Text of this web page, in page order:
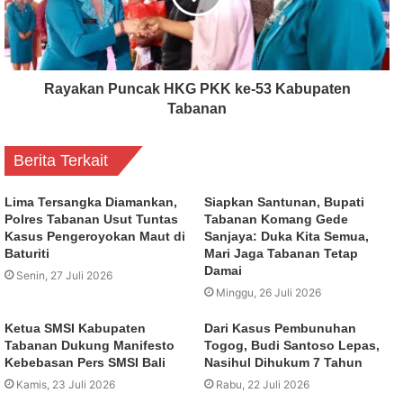
Rayakan Puncak HKG PKK ke-53 Kabupaten
Tabanan
Berita Terkait
Lima Tersangka Diamankan,
Polres Tabanan Usut Tuntas
Kasus Pengeroyokan Maut di
Baturiti
Senin, 27 Juli 2026
Siapkan Santunan, Bupati
Tabanan Komang Gede
Sanjaya: Duka Kita Semua,
Mari Jaga Tabanan Tetap
Damai
Minggu, 26 Juli 2026
Ketua SMSI Kabupaten
Tabanan Dukung Manifesto
Kebebasan Pers SMSI Bali
Kamis, 23 Juli 2026
Dari Kasus Pembunuhan
Togog, Budi Santoso Lepas,
Nasihul Dihukum 7 Tahun
Rabu, 22 Juli 2026